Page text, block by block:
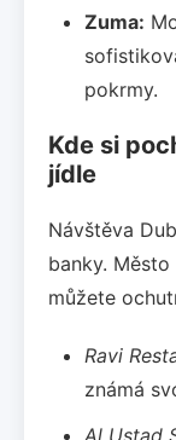
Zuma:
pokrmy.
Kde si
jídle
Návštěva
banky.
můžete
Ravi
známá
Al Ustad